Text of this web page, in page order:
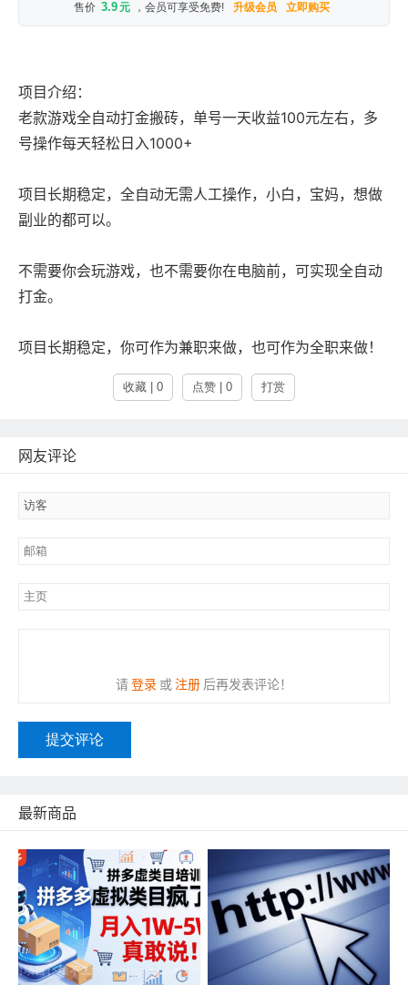
售价 3.9元 ，会员可享受免费! 升级会员 立即购买
项目介绍：
老款游戏全自动打金搬砖，单号一天收益100元左右，多
号操作每天轻松日入1000+
项目长期稳定，全自动无需人工操作，小白，宝妈，想做
副业的都可以。
不需要你会玩游戏，也不需要你在电脑前，可实现全自动
打金。
项目长期稳定，你可作为兼职来做，也可作为全职来做！
收藏 | 0 点赞 | 0 打赏
网友评论
请登录 或 注册 后再发表评论！
提交评论
最新商品